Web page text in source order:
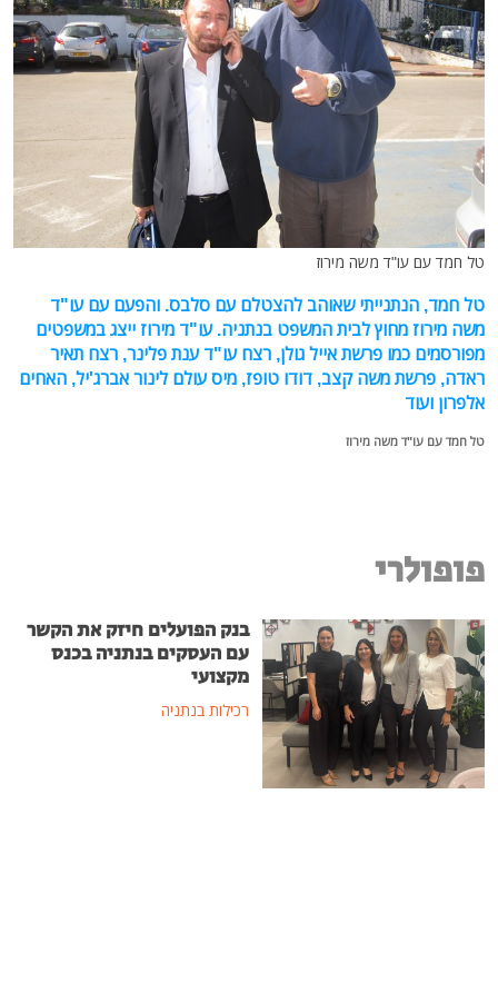
טל חמד עם עו"ד משה מירוז
טל חמד, הנתנייתי שאוהב להצטלם עם סלבס. והפעם עם עו"ד
משה מירוז מחוץ לבית המשפט בנתניה. עו"ד מירוז ייצג במשפטים
מפורסמים כמו פרשת אייל גולן, רצח עו"ד ענת פלינר, רצח תאיר
ראדה, פרשת משה קצב, דודו טופז, מיס עולם לינור אברג'יל, האחים
אלפרון ועוד
טל חמד עם עו"ד משה מירוז
פופולרי
בנק הפועלים חיזק את הקשר
עם העסקים בנתניה בכנס
מקצועי
רכילות בנתניה